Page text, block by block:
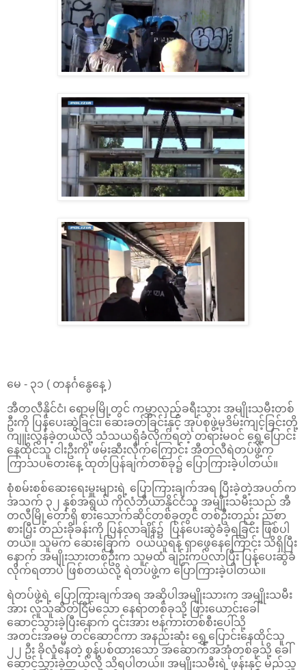
မေ - ၃၁ ( တနင်္ဂနွေနေ့ )
အီတလီနိုင်ငံ၊ ရောမမြို့တွင် ကမ္ဘာလှည့်ခရီးသွား အမျိုးသမီးတစ်
ဦးကို ပြန်ပေးဆွဲခြင်း၊ ဆေးခတ်ခြင်းနှင့် အုပ်စုဖွဲ့မုဒိမ်းကျင့်ခြင်းတို့
ကျူးလွန်ခဲ့တယ်လို့ သံသယရှိခံလိုက်ရတဲ့ တရားမဝင် ရွှေ့ပြောင်း
နေထိုင်သူ ငါးဦးကို ဖမ်းဆီးလိုက်ကြောင်း အီတလီရဲတပ်ဖွဲ့က
ကြာသပတေးနေ့ ထုတ်ပြန်ချက်တစ်ခု၌ ပြောကြားခဲ့ပါတယ်။
စုံစမ်းစစ်ဆေးရေးမှူးများရဲ့ ပြောကြားချက်အရ ပြီးခဲ့တဲ့အပတ်က
အသက် ၃၂ နှစ်အရွယ် ကိုလံဘီယာနိုင်ငံသူ အမျိုးသမီးသည် အီ
တလီမြို့တော်ရှိ စားသောက်ဆိုင်တစ်ခုတွင် တစ်ဦးတည်း ညစာ
စားပြီး တည်းခိုခန်းကို ပြန်လာချိန်၌ ပြန်ပေးဆွဲခံခဲ့ရခြင်း ဖြစ်ပါ
တယ်။ သူမက ဆေးခြောက် ဝယ်ယူရန် ရှာဖွေနေကြောင်း သိရှိပြီး
နောက် အမျိုးသားတစ်ဦးက သူမထံ ချဉ်းကပ်လာပြီး ပြန်ပေးဆွဲခံ
လိုက်ရတာပဲ ဖြစ်တယ်လို့ ရဲတပ်ဖွဲ့က ပြောကြားခဲ့ပါတယ်။
ရဲတပ်ဖွဲ့ရဲ့ ပြောကြားချက်အရ အဆိုပါအမျိုးသားက အမျိုးသမီး
အား လူသူဆိတ်ငြိမ်သော နေရာတစ်ခုသို့ ဖြားယောင်းခေါ်
ဆောင်သွားခဲ့ပြီးနောက် ၎င်းအား ဗန်ကားတစ်စီးပေါ်သို့
အတင်းအဓမ္မ တင်ဆောင်ကာ အနည်းဆုံး ရွှေ့ပြောင်းနေထိုင်သူ
၂၂ ဦး ခိုလှုံနေတဲ့ စွန့်ပစ်ထားသော အဆောက်အအုံတစ်ခုသို့ ခေါ်
ဆောင်သွားခဲ့တယ်လို့ သိရပါတယ်။ အမျိုးသမီးရဲ့ ဖုန်းနှင့် မည်သူ